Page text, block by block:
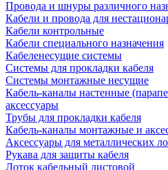
Провода и шнуры различного
Кабели и провода для
Кабели контрольные
Кабели специального назначения
Кабеленесущие системы
Системы для прокладки кабеля
Системы монтажные несущие
Кабель-каналы настенные
аксессуары
Трубы для прокладки кабеля
Кабель-каналы монтажные и
Аксессуары для металлических
Рукава для защиты кабеля
Лоток кабельный листовой